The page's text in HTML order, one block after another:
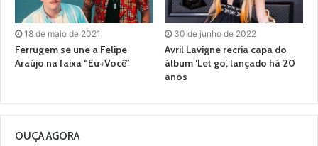
18 de maio de 2021
Ferrugem se une a Felipe
Araújo na faixa “Eu+Você”
30 de junho de 2022
Avril Lavigne recria capa do
álbum ‘Let go’, lançado há 20
anos
OUÇA AGORA